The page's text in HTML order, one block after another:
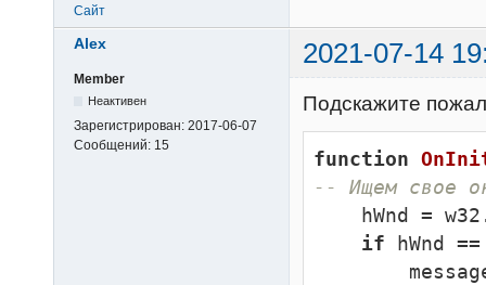
Сайт
Alex 2021-07-14
Member
Неактивен
Зарегистрирован: 2017-06-07
Сообщений: 15
Подскажите
function
-- Ищем свое
hWnd =
if hWnd